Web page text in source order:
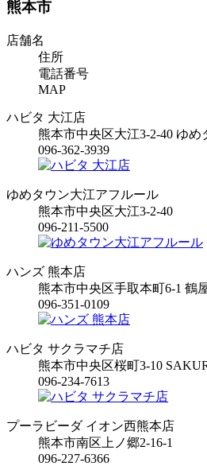
熊本市
店舗名
住所
電話番号
MAP
ハビタ 大江店
熊本市中央区大江3-2-40 ゆめ
096-362-3939
ゆめタウン大江アフルール
熊本市中央区大江3-2-40
096-211-5500
ハンズ 熊本店
熊本市中央区手取本町6-1 鶴
096-351-0109
ハビタ サクラマチ店
熊本市中央区桜町3-10
096-234-7613
プーラビーダ イオン西熊本店
熊本市南区上ノ郷2-16-1
096-227-6366